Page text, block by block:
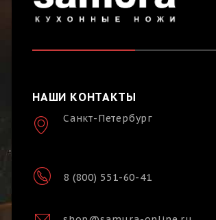
НАШИ КОНТАКТЫ
Санкт-Петербург
8 (800) 551-60-41